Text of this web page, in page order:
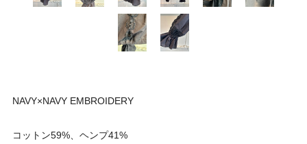
NAVY×NAVY EMBROIDERY
コットン59%、ヘンプ41%